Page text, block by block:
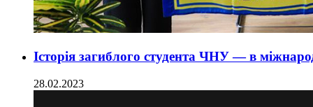
Історія загиблого студента ЧНУ — в
28.02.2023